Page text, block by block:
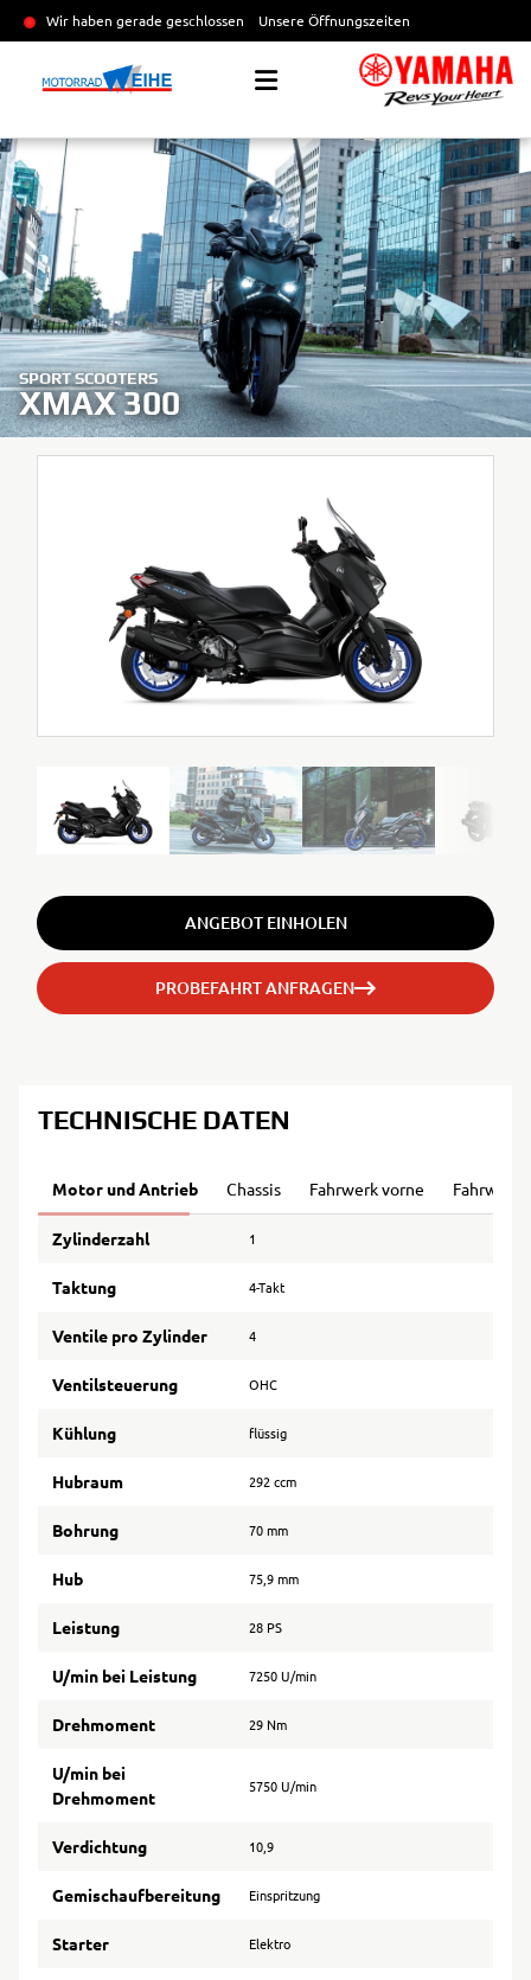
Wir haben gerade geschlossen Unsere Öffnungszeiten
SPORT SCOOTERS
XMAX 300
ANGEBOT EINHOLEN
PROBEFAHRT ANFRAGEN
TECHNISCHE DATEN
Motor und Antrieb Chassis Fahrwerk vorne Fahrwerk
Zylinderzahl 1
Taktung 4-Takt
Ventile pro Zylinder 4
Ventilsteuerung OHC
Kühlung flüssig
Hubraum 292 ccm
Bohrung 70 mm
Hub 75,9 mm
Leistung 28 PS
U/min bei Leistung 7250 U/min
Drehmoment 29 Nm
U/min bei
Drehmoment
5750 U/min
Verdichtung 10,9
Gemischaufbereitung Einspritzung
Starter Elektro